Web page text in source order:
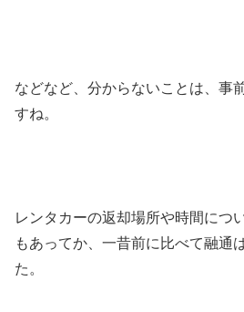
などなど、分からないことは、事
すね。
レンタカーの返却場所や時間につ
もあってか、一昔前に比べて融通
た。